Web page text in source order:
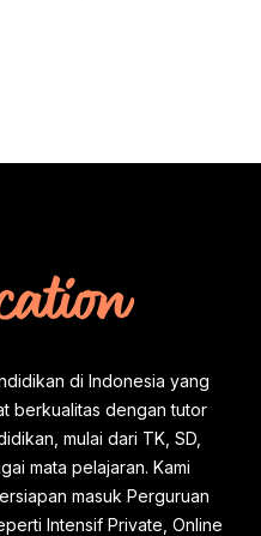
Kurikulum
Kebudayaan,
Dalam konteks
agar optimal,
waktu yang cukup
di Indonesia yang
berkualitas dengan tutor
mulai dari TK, SD,
mata pelajaran. Kami
masuk Perguruan
Intensif Private, Online